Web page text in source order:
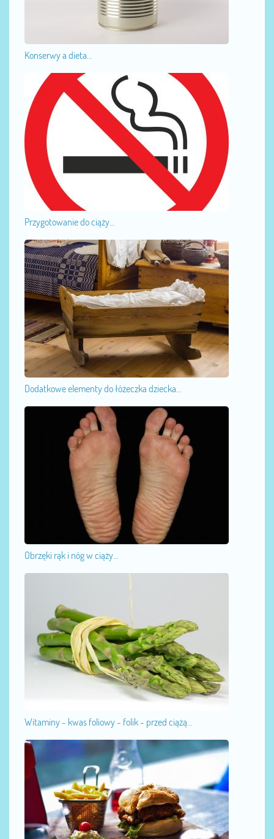
Konserwy a dieta...
Przygotowanie do ciąży...
Dodatkowe elementy do łóżeczka dziecka...
Obrzęki rąk i nóg w ciąży...
Witaminy - kwas foliowy - folik - przed ciążą...